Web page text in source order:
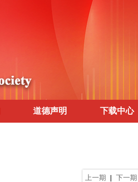
道德声明 下载中心
上一期 | 下一期